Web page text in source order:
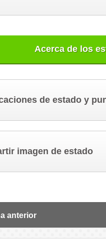
Acerca de los
de estado y
imagen de estado
anterior